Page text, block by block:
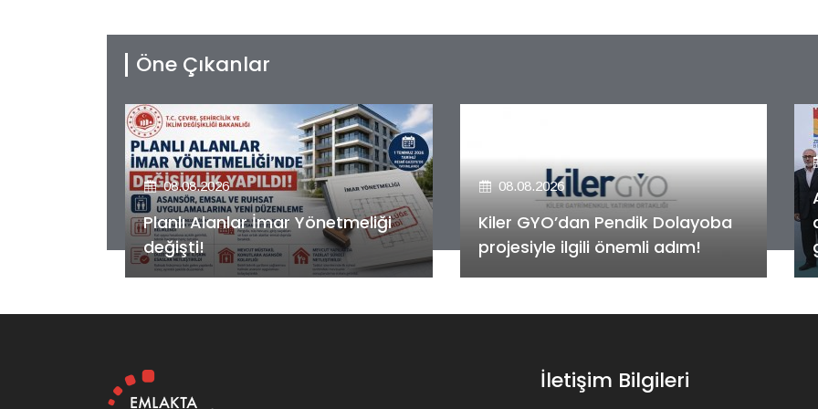
Öne Çıkanlar
08.08.2026
Kiler GYO’dan Pendik Dolayoba
projesiyle ilgili önemli adım!
08.08.2026
Alya Merkezefendi Konutları'nın
anahtar teslim töreni
gerçekleştirildi!
İletişim Bilgileri